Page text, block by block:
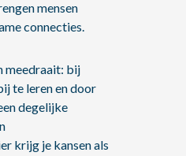
mensen
connecties.
meedraait: bij
te leren en door
degelijke
krijg je kansen als